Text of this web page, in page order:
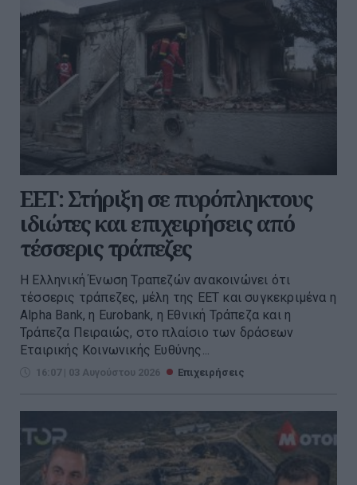
ΕΕΤ: Στήριξη σε πυρόπληκτους
ιδιώτες και επιχειρήσεις από
τέσσερις τράπεζες
Η Ελληνική Ένωση Τραπεζών ανακοινώνει ότι
τέσσερις τράπεζες, μέλη της ΕΕΤ και συγκεκριμένα η
Alpha Bank, η Eurobank, η Εθνική Τράπεζα και η
Τράπεζα Πειραιώς, στο πλαίσιο των δράσεων
Εταιρικής Κοινωνικής Ευθύνης...
16:07 | 03 Αυγούστου 2026 Επιχειρήσεις